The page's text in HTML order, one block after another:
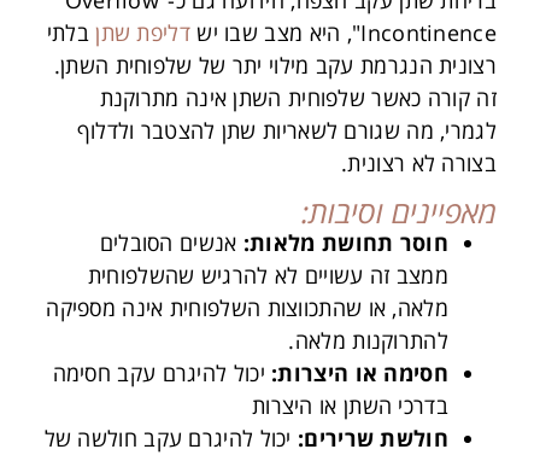
Incontinence", היא מצב שבו יש
דליפת שתן בלתי
רצונית הנגרמת עקב מילוי יתר של שלפוחית השתן.
זה קורה כאשר שלפוחית השתן אינה מתרוקנת
לגמרי, מה שגורם לשאריות שתן להצטבר ולדלוף
בצורה לא רצונית.
מאפיינים וסיבות:
חוסר תחושת מלאות: אנשים הסובלים
ממצב זה עשויים לא להרגיש שהשלפוחית
מלאה, או שהתכווצות השלפוחית אינה מספיקה
להתרוקנות מלאה.
חסימה או היצרות: יכול להיגרם עקב חסימה
בדרכי השתן או היצרות
חולשת שרירים: יכול להיגרם עקב חולשה של